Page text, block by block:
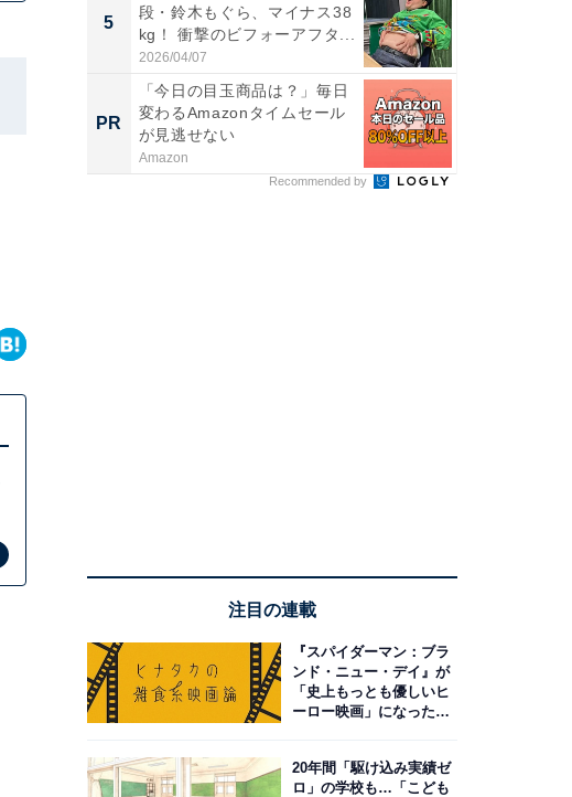
5
段・鈴木もぐら、マイナス38
kg！ 衝撃のビフォーアフタ...
2026/04/07
PR
「今日の目玉商品は？」毎日
変わるAmazonタイムセール
が見逃せない
Amazon
Recommended by
注目の連載
『スパイダーマン：ブラ
ンド・ニュー・デイ』が
「史上もっとも優しいヒ
ーロー映画」になった理
20年間「駆け込み実績ゼ
ロ」の学校も…「こども